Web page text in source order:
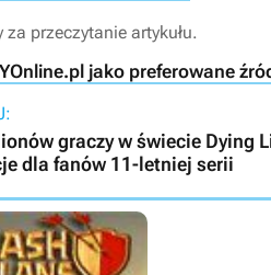
za przeczytanie artykułu.
jako preferowane
graczy w świecie Dying
dla fanów 11-letniej serii